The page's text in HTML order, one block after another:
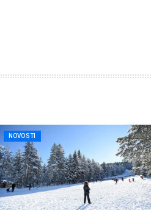
NOVOSTI